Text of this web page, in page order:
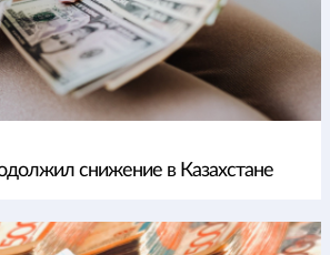
снижение в Казахстане